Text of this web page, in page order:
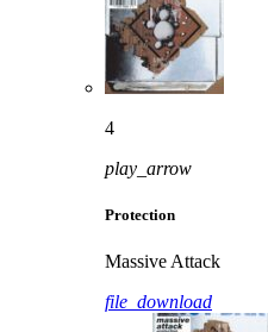
4
play_arrow
Protection
Massive Attack
file_download